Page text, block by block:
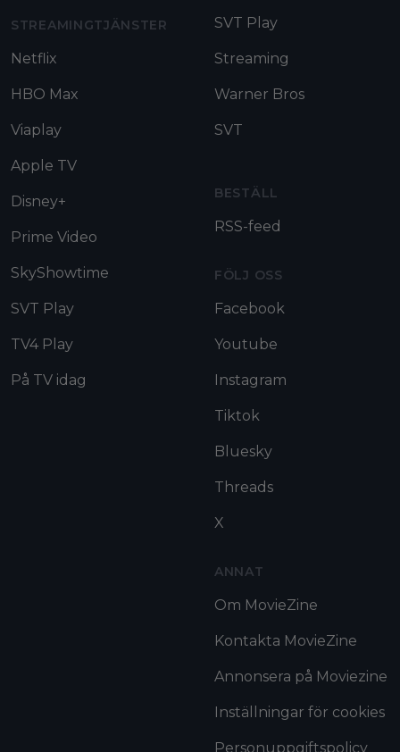
STREAMINGTJÄNSTER
Netflix
HBO Max
Viaplay
Apple TV
Disney+
Prime Video
SkyShowtime
SVT Play
TV4 Play
På TV idag
SVT Play
Streaming
Warner Bros
SVT
BESTÄLL
RSS-feed
FÖLJ OSS
Facebook
Youtube
Instagram
Tiktok
Bluesky
Threads
X
ANNAT
Om MovieZine
Kontakta MovieZine
Annonsera på Moviezine
Inställningar för cookies
Personuppgiftspolicy